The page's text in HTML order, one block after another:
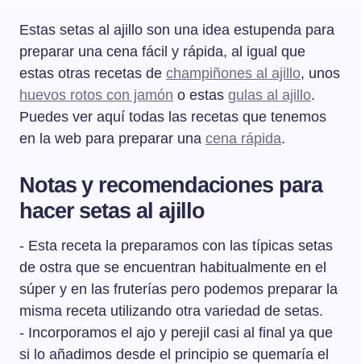
Estas setas al ajillo son una idea estupenda para
preparar una cena fácil y rápida, al igual que
estas otras recetas de champiñones al ajillo, unos
huevos rotos con jamón o estas gulas al ajillo.
Puedes ver aquí todas las recetas que tenemos
en la web para preparar una cena rápida.
Notas y recomendaciones para
hacer setas al ajillo
- Esta receta la preparamos con las típicas setas
de ostra que se encuentran habitualmente en el
súper y en las fruterías pero podemos preparar la
misma receta utilizando otra variedad de setas.
- Incorporamos el ajo y perejil casi al final ya que
si lo añadimos desde el principio se quemaría el